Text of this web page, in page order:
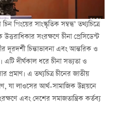
পিংয়ের সাংস্কৃতিক সম্বন্ধ’ তথ্যচিত্রে
উত্তরাধিকার সংরক্ষণে চীনা প্রেসিডেন্ট
দূরদর্শী চিন্তাভাবনা এবং আন্তরিক ও
দীর্ঘকাল ধরে চীনা সভ্যতা ও
প্রমাণ। এ তথ্যচিত্র চীনের জাতীয়
যা লাওসের আর্থ-সামাজিক উন্নয়নে
এবং দেশের সমাজতান্ত্রিক কর্তব্য